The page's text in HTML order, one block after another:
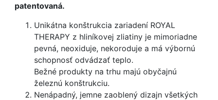
patentovaná.
Unikátna konštrukcia zariadení ROYAL
THERAPY z hliníkovej zliatiny je mimoriadne
pevná, neoxiduje, nekoroduje a má výbornú
schopnosť odvádzať teplo.
Bežné produkty na trhu majú obyčajnú
železnú konštrukciu.
Nenápadný, jemne zaoblený dizajn všetkých